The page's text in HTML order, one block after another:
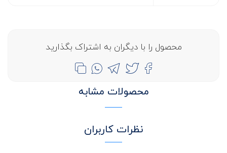
محصول را با دیگران به اشتراک بگذارید
محصولات مشابه
نظرات کاربران